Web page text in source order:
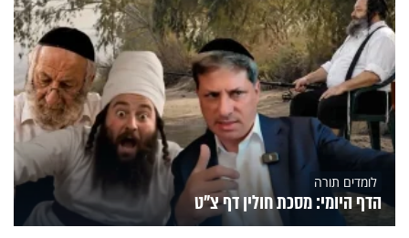
לומדים תורה
הדף היומי: מסכת חולין דף צ"ט